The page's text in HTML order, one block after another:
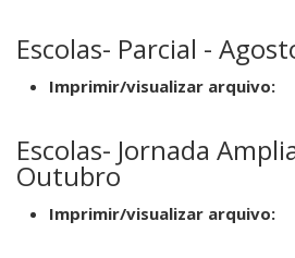
Escolas- Parcial -
Imprimir/visualizar arquivo:
Escolas- Jornada
Outubro
Imprimir/visualizar arquivo: